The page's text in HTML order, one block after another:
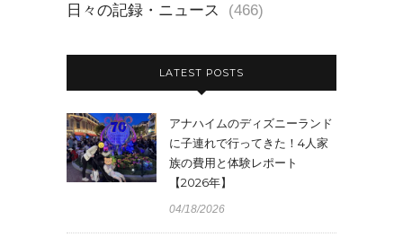
日々の記録・ニュース (466)
LATEST POSTS
アナハイムのディズニーランド
に子連れで行ってきた！4人家
族の費用と体験レポート
【2026年】
04/18/2026